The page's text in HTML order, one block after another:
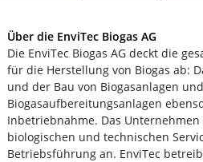
Über die EnviTec Biogas AG
Die EnviTec Biogas AG deckt die
für die Herstellung von Biogas ab:
und der Bau von Biogasanlagen und
Biogasaufbereitungsanlagen
Inbetriebnahme. Das
biologischen und technischen
Betriebsführung an. EnviTec